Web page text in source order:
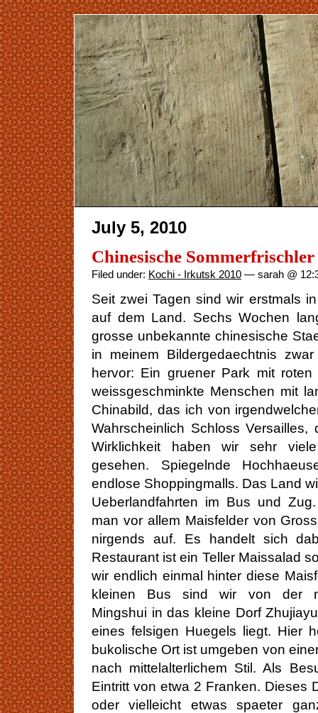
July 5, 2010
Chinesische Sommerfrischler
Filed under: Kochi - Irkutsk 2010 — sarah @
Seit zwei Tagen sind wir erstmals
auf dem Land. Sechs Wochen
grosse unbekannte chinesische
in meinem Bildergedaechtnis
hervor: Ein gruener Park mit
weissgeschminkte Menschen mit
Chinabild, das ich von
Wahrscheinlich Schloss
Wirklichkeit haben wir sehr
gesehen. Spiegelnde
endlose Shoppingmalls. Das Land
Ueberlandfahrten im Bus und
man vor allem Maisfelder von
nirgends auf. Es handelt sich
Restaurant ist ein Teller Maissalad
wir endlich einmal hinter diese
kleinen Bus sind wir von der
Mingshui in das kleine Dorf
eines felsigen Huegels liegt. Hier
bukolische Ort ist umgeben von
nach mittelalterlichem Stil. Als
Eintritt von etwa 2 Franken. Dieses
oder vielleicht etwas spaeter